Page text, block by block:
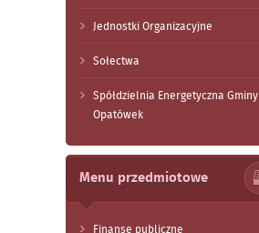
Jednostki Organizacyjne
Sołectwa
Spółdzielnia Energetyczna Gminy
Opatówek
Menu przedmiotowe
Finanse publiczne